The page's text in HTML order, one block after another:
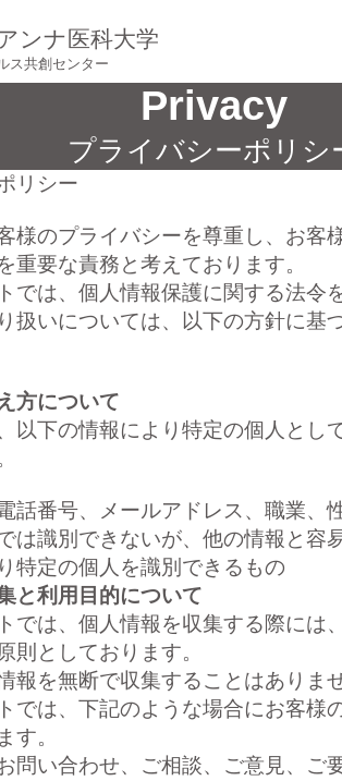
ンナ医科大学
ス共創センター
Privacy
プライバシーポリシ
リシー
様のプライバシーを尊重し、お客
重要な責務と考えております。
では、個人情報保護に関する法令
扱いについては、以下の方針に基
方について
以下の情報により特定の個人とし
話番号、メールアドレス、職業、
は識別できないが、他の情報と容
特定の個人を識別できるもの
と利用目的について
では、個人情報を収集する際には
則としております。
報を無断で収集することはありま
では、下記のような場合にお客様
す。
問い合わせ、ご相談、ご意見、ご